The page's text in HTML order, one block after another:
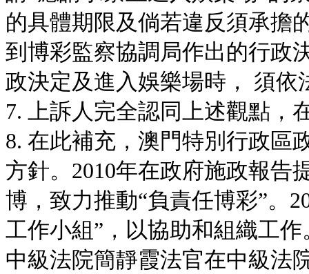
的具體期限及倘若違反須承擔
到博彩監察協調局作出的行政
政決定及進入娛樂場時， 須依
7. 上訴人完全認同上述觀點，
8. 在此補充，澳門特別行政區
方針。2010年在政府施政報告
博，致力推動“負責任博彩”。
工作小組”，以協助和組織工
中級法院簡靜霞法官在中級法